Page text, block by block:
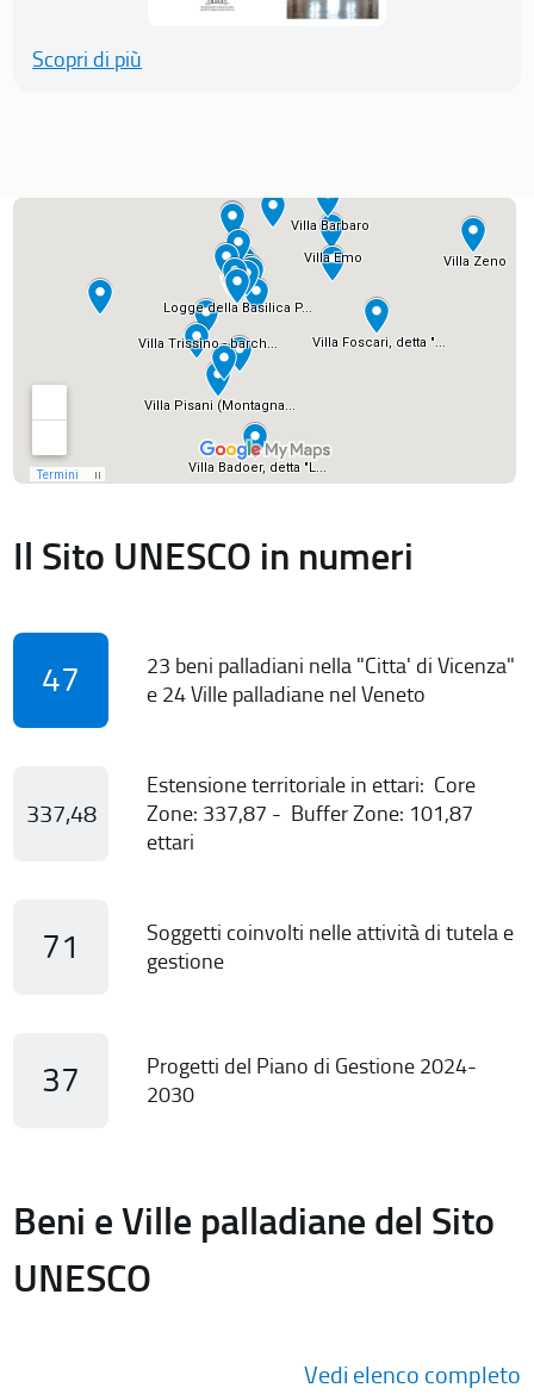
Scopri di più
Il Sito UNESCO in numeri
47
23 beni palladiani nella "Citta' di Vicenza"
e 24 Ville palladiane nel Veneto
337,48
Estensione territoriale in ettari: Core
Zone: 337,87 - Buffer Zone: 101,87
ettari
71
Soggetti coinvolti nelle attività di tutela e
gestione
37
Progetti del Piano di Gestione 2024-
2030
Beni e Ville palladiane del Sito
UNESCO
Vedi elenco completo